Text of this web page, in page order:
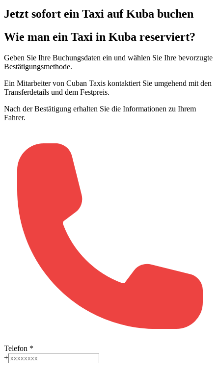
Jetzt sofort ein Taxi auf Kuba buchen
Wie man ein Taxi in Kuba reserviert?
Geben Sie Ihre Buchungsdaten ein und wählen Sie Ihre bevorzugte
Bestätigungsmethode.
Ein Mitarbeiter von Cuban Taxis kontaktiert Sie umgehend mit den
Transferdetails und dem Festpreis.
Nach der Bestätigung erhalten Sie die Informationen zu Ihrem
Fahrer.
Telefon *
+